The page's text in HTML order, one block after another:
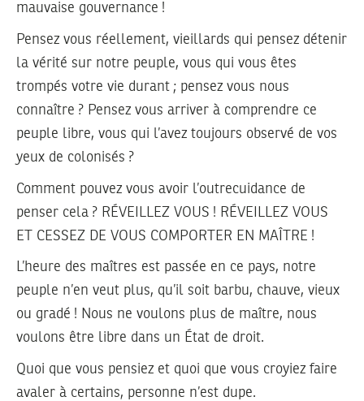
mauvaise gouvernance !
Pensez vous réellement, vieillards qui pensez détenir
la vérité sur notre peuple, vous qui vous êtes
trompés votre vie durant ; pensez vous nous
connaître ? Pensez vous arriver à comprendre ce
peuple libre, vous qui l’avez toujours observé de vos
yeux de colonisés ?
Comment pouvez vous avoir l’outrecuidance de
penser cela ? RÉVEILLEZ VOUS ! RÉVEILLEZ VOUS
ET CESSEZ DE VOUS COMPORTER EN MAÎTRE !
L’heure des maîtres est passée en ce pays, notre
peuple n’en veut plus, qu’il soit barbu, chauve, vieux
ou gradé ! Nous ne voulons plus de maître, nous
voulons être libre dans un État de droit.
Quoi que vous pensiez et quoi que vous croyiez faire
avaler à certains, personne n’est dupe.